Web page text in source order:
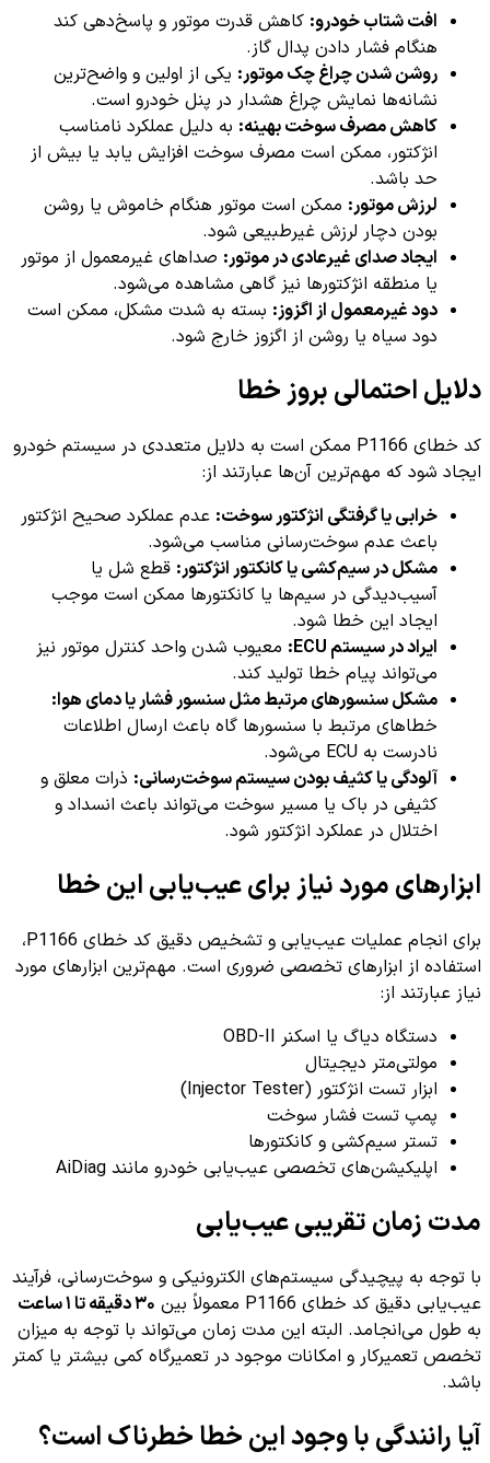
افت شتاب خودرو: کاهش قدرت موتور و پاسخ‌دهی کند
هنگام فشار دادن پدال گاز.
روشن شدن چراغ چک موتور: یکی از اولین و واضح‌ترین
نشانه‌ها نمایش چراغ هشدار در پنل خودرو است.
کاهش مصرف سوخت بهینه: به دلیل عملکرد نامناسب
انژکتور، ممکن است مصرف سوخت افزایش یابد یا بیش از
حد باشد.
لرزش موتور: ممکن است موتور هنگام خاموش یا روشن
بودن دچار لرزش غیرطبیعی شود.
ایجاد صدای غیرعادی در موتور: صداهای غیرمعمول از موتور
یا منطقه انژکتورها نیز گاهی مشاهده می‌شود.
دود غیرمعمول از اگزوز: بسته به شدت مشکل، ممکن است
دود سیاه یا روشن از اگزوز خارج شود.
دلایل احتمالی بروز خطا
کد خطای P1166 ممکن است به دلایل متعددی در سیستم خودرو
ایجاد شود که مهم‌ترین آن‌ها عبارتند از:
خرابی یا گرفتگی انژکتور سوخت: عدم عملکرد صحیح انژکتور
باعث عدم سوخت‌رسانی مناسب می‌شود.
مشکل در سیم‌کشی یا کانکتور انژکتور: قطع شل یا
آسیب‌دیدگی در سیم‌ها یا کانکتورها ممکن است موجب
ایجاد این خطا شود.
ایراد در سیستم ECU:
معیوب شدن واحد کنترل موتور نیز
می‌تواند پیام خطا تولید کند.
مشکل سنسورهای مرتبط مثل سنسور فشار یا دمای هوا:
خطاهای مرتبط با سنسورها گاه باعث ارسال اطلاعات
نادرست به ECU می‌شود.
آلودگی یا کثیف بودن سیستم سوخت‌رسانی: ذرات معلق و
کثیفی در باک یا مسیر سوخت می‌تواند باعث انسداد و
اختلال در عملکرد انژکتور شود.
ابزارهای مورد نیاز برای عیب‌یابی این خطا
برای انجام عملیات عیب‌یابی و تشخیص دقیق کد خطای P1166،
استفاده از ابزارهای تخصصی ضروری است. مهم‌ترین ابزارهای مورد
نیاز عبارتند از:
دستگاه دیاگ یا اسکنر OBD-II
مولتی‌متر دیجیتال
ابزار تست انژکتور (Injector Tester)
پمپ تست فشار سوخت
تستر سیم‌کشی و کانکتورها
اپلیکیشن‌های تخصصی عیب‌یابی خودرو مانند AiDiag
مدت زمان تقریبی عیب‌یابی
با توجه به پیچیدگی سیستم‌های الکترونیکی و سوخت‌رسانی، فرآیند
عیب‌یابی دقیق کد خطای P1166 معمولاً بین
۳۰ دقیقه تا ۱ ساعت
به طول می‌انجامد. البته این مدت زمان می‌تواند با توجه به میزان
تخصص تعمیرکار و امکانات موجود در تعمیرگاه کمی بیشتر یا کمتر
باشد.
آیا رانندگی با وجود این خطا خطرناک است؟